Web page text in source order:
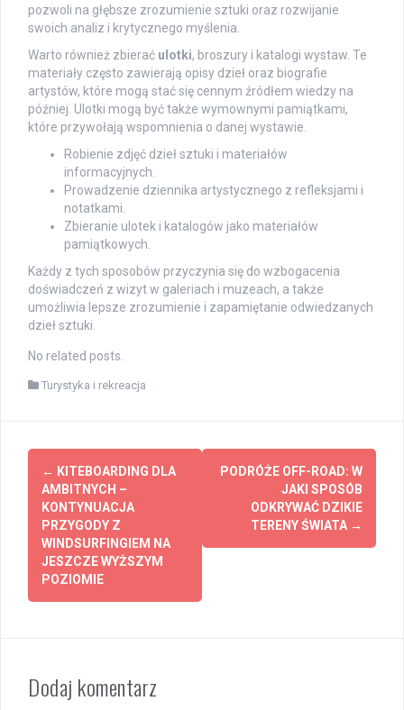
pozwoli na głębsze zrozumienie sztuki oraz rozwijanie
swoich analiz i krytycznego myślenia.
Warto również zbierać ulotki, broszury i katalogi wystaw. Te
materiały często zawierają opisy dzieł oraz biografie
artystów, które mogą stać się cennym źródłem wiedzy na
później. Ulotki mogą być także wymownymi pamiątkami,
które przywołają wspomnienia o danej wystawie.
Robienie zdjęć dzieł sztuki i materiałów
informacyjnych.
Prowadzenie dziennika artystycznego z refleksjami i
notatkami.
Zbieranie ulotek i katalogów jako materiałów
pamiątkowych.
Każdy z tych sposobów przyczynia się do wzbogacenia
doświadczeń z wizyt w galeriach i muzeach, a także
umożliwia lepsze zrozumienie i zapamiętanie odwiedzanych
dzieł sztuki.
No related posts.
Turystyka i rekreacja
Post
navigation
← KITEBOARDING DLA
AMBITNYCH –
KONTYNUACJA
PRZYGODY Z
WINDSURFINGIEM NA
JESZCZE WYŻSZYM
POZIOMIE
PODRÓŻE OFF-ROAD: W
JAKI SPOSÓB
ODKRYWAĆ DZIKIE
TERENY ŚWIATA →
Dodaj komentarz